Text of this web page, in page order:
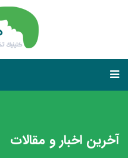
آخرین اخبار و مقالات